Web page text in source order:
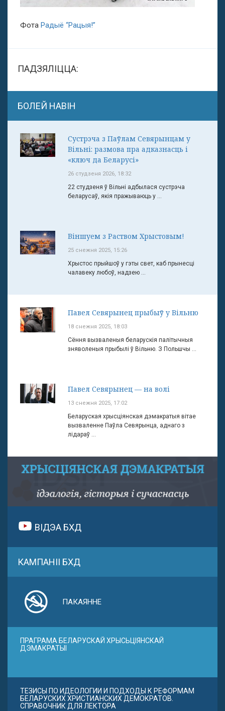
Фота Радыё “Рацыя!”
ПАДЗЯЛІЦЦА:
БОЛЕЙ НАВІН
Сустрэча з Паўлам Севярынцам у
Вільні: размова пра адказнасць і
«ключ да Беларусі»
26 студзеня 2026, 18:32
22 студзеня ў Вільні адбылася сустрэча
беларусаў, якія пражываюць у ...
Віншуем з Раством Хрыстовым!
25 снежня 2025, 15:26
Хрыстос прыйшоў у гэты свет, каб прынесці
чалавеку любоў, надзею ...
Павел Севярынец прыбыў у Вільню
18 снежня 2025, 18:03
Сёння вызваленыя беларускія палітычныя
зняволеныя прыбылі ў Вільню. З Польшчы ...
Павел Севярынец — на волі
13 снежня 2025, 17:02
Беларуская хрысціянская дэмакратыя вітае
вызваленне Паўла Севярынца, аднаго з
лідараў ...
ВІДЭА БХД
КАМПАНІІ БХД
ПАКАЯННЕ
ПРАГРАМА БЕЛАРУСКАЙ ХРЫСЬЦІЯНСКАЙ
ДЭМАКРАТЫІ
ТЕЗИСЫ ПО ИДЕОЛОГИИ И ПОДХОДЫ К РЕФОРМАМ
БЕЛАРУСКИХ ХРИСТИАНСКИХ ДЕМОКРАТОВ.
СПРАВОЧНИК ДЛЯ ЛЕКТОРА